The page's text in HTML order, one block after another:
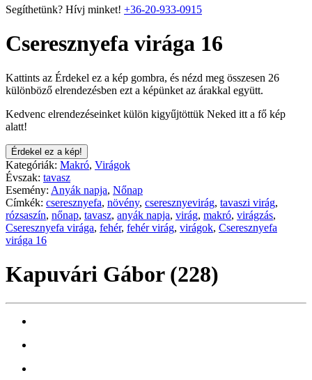
Segíthetünk? Hívj minket! +36-20-933-0915
Cseresznyefa virága 16
Kattints az Érdekel ez a kép gombra, és nézd meg összesen 26
különböző elrendezésben ezt a képünket az árakkal együtt.
Kedvenc elrendezéseinket külön kigyűjtöttük Neked itt a fő kép
alatt!
Érdekel ez a kép!
Kategóriák: Makró, Virágok
Évszak: tavasz
Esemény: Anyák napja, Nőnap
Címkék: cseresznyefa, növény, cseresznyevirág, tavaszi virág,
rózsaszín, nőnap, tavasz, anyák napja, virág, makró, virágzás,
Cseresznyefa virága, fehér, fehér virág, virágok, Cseresznyefa
virága 16
Kapuvári Gábor (228)